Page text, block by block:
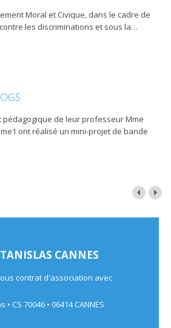
Moral et Civique, dans le cadre de
les discriminations et sous la…
pédagogique de leur professeur Mme
ont réalisé un mini-projet de bande
CANNES
contrat d'association avec
CS 70046 • 06414 CANNES